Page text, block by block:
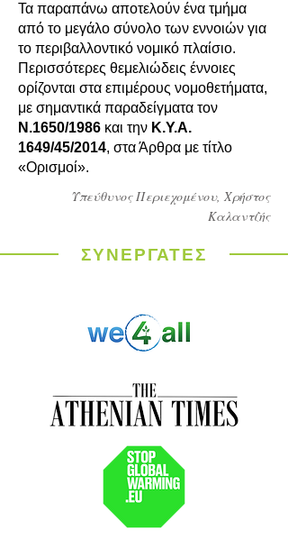
Τα παραπάνω αποτελούν ένα τμήμα
από το μεγάλο σύνολο των εννοιών για
το περιβαλλοντικό νομικό πλαίσιο.
Περισσότερες θεμελιώδεις έννοιες
ορίζονται στα επιμέρους νομοθετήματα,
με σημαντικά παραδείγματα τον
Ν.1650/1986 και την Κ.Υ.Α.
1649/45/2014, στα Άρθρα με τίτλο
«Ορισμοί».
Υπεύθυνος Περιεχομένου, Χρήστος
Καλαντζής
ΣΥΝΕΡΓΑΤΕΣ